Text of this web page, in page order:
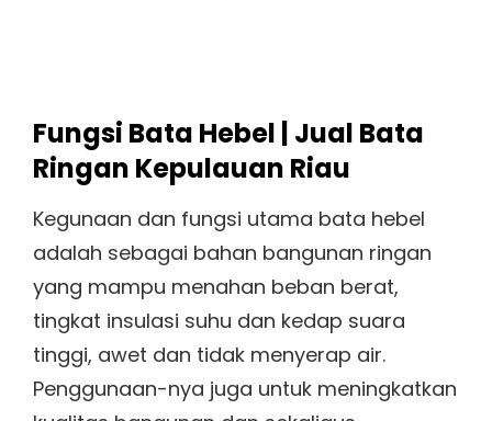
Fungsi Bata Hebel | Jual Bata
Ringan Kepulauan Riau
Kegunaan dan fungsi utama bata hebel
adalah sebagai bahan bangunan ringan
yang mampu menahan beban berat,
tingkat insulasi suhu dan kedap suara
tinggi, awet dan tidak menyerap air.
Penggunaan-nya juga untuk meningkatkan